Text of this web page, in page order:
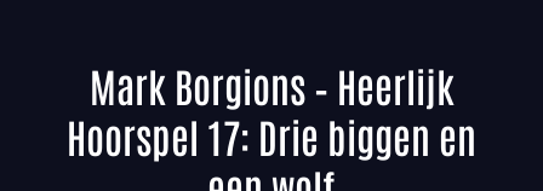
Mark Borgions – Heerlijk
Hoorspel 17: Drie biggen en